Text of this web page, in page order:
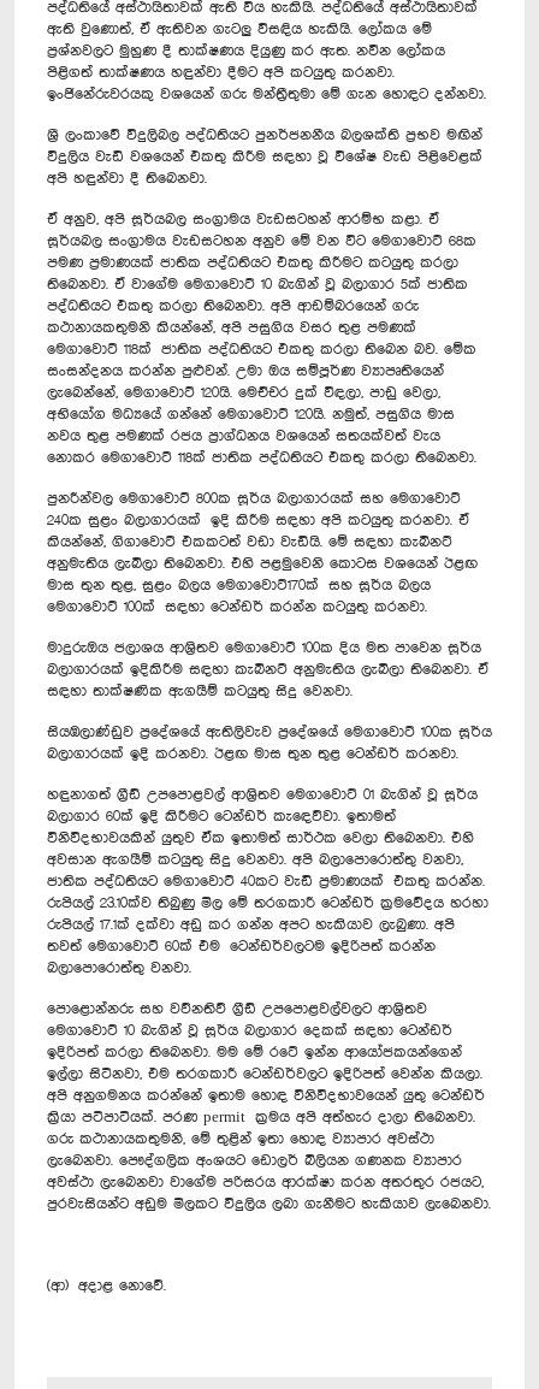
පද්ධතියේ අස්ථායිතාවක් ඇති විය හැකියි. පද්ධතියේ අස්ථායිතාවක්
ඇති වුණොත්, ඒ ඇතිවන ගැටලු විසඳිය හැකියි. ලෝකය මේ
ප්‍රශ්නවලට මුහුණ දී තාක්ෂණය දියුණු කර ඇත. නවීන ලෝකය
පිළිගත් තාක්ෂණය හඳුන්වා දීමට අපි කටයුතු කරනවා.
ඉංජිනේරුවරයකු වශයෙන් ගරු මන්ත්‍රීතුමා මේ ගැන හොඳට දන්නවා.
ශ්‍රී ලංකාවේ විදුලිබල පද්ධතියට පුනර්ජනනීය බලශක්ති ප්‍රභව මඟින්
විදුලිය වැඩි වශයෙන් එකතු කිරීම සඳහා වූ විශේෂ වැඩ පිළිවෙළක්
අපි හඳුන්වා දී තිබෙනවා.
ඒ අනුව, අපි සූර්යබල සංග්‍රාමය වැඩසටහන් ආරම්භ කළා. ඒ
සූර්යබල සංග්‍රාමය වැඩසටහන අනුව මේ වන විට මෙගාවොට් 68ක
පමණ ප්‍රමාණයක් ජාතික පද්ධතියට එකතු කිරීමට කටයුතු කරලා
තිබෙනවා. ඒ වාගේම මෙගාවොට් 10 බැගින් වූ බලාගාර 5ක් ජාතික
පද්ධතියට එකතු කරලා තිබෙනවා. අපි ආඩම්බරයෙන් ගරු
කථානායකතුමනි කියන්නේ, අපි පසුගිය වසර තුළ පමණක්
මෙගාවොට් 118ක් ජාතික පද්ධතියට එකතු කරලා තිබෙන බව. මේක
සංසන්දනය කරන්න පුළුවන්. උමා ඔය සම්පූර්ණ ව්‍යාපෘතියෙන්
ලැබෙන්නේ, මෙගාවොට් 120යි. මෙච්චර දුක් විඳලා, පාඩු වෙලා,
අභියෝග මධ්‍යයේ ගන්නේ මෙගාවොට් 120යි. නමුත්, පසුගිය මාස
නවය තුළ පමණක් රජය ප්‍රාග්ධනය වශයෙන් සතයක්වත් වැය
නොකර මෙගාවොට් 118ක් ජාතික පද්ධතියට එකතු කරලා තිබෙනවා.
පුනරීන්වල මෙගාවොට් 800ක සූර්ය බලාගාරයක් සහ මෙගාවොට්
240ක සුළං බලාගාරයක් ඉදි කිරීම සඳහා අපි කටයුතු කරනවා. ඒ
කියන්නේ, ගිගාවොට් එකකටත් වඩා වැඩියි. මේ සඳහා කැබිනට්
අනුමැතිය ලැබිලා තිබෙනවා. එහි පළමුවෙනි කොටස වශයෙන් ඊළඟ
මාස තුන තුළ, සුළං බලය මෙගාවොට්170ක් සහ සූර්ය බලය
මෙගාවොට් 100ක් සඳහා ටෙන්ඩර් කරන්න කටයුතු කරනවා.
මාදුරුඔය ජලාශය ආශ්‍රිතව මෙගාවොට් 100ක දිය මත පාවෙන සූර්ය
බලාගාරයක් ඉදිකිරීම සඳහා කැබිනට් අනුමැතිය ලැබිලා තිබෙනවා. ඒ
සඳහා තාක්ෂණික ඇගයීම් කටයුතු සිදු වෙනවා.
සියඹලාණ්ඩුව ප්‍රදේශයේ ඇතිලිවැව ප්‍රදේශයේ මෙගාවොට් 100ක සූර්ය
බලාගාරයක් ඉදි කරනවා. ඊළඟ මාස තුන තුළ ටෙන්ඩර් කරනවා.
හඳුනාගත් ග්‍රීඩ් උපපොළවල් ආශ්‍රිතව මෙගාවොට් 01 බැගින් වූ සූර්ය
බලාගාර 60ක් ඉදි කිරීමට ටෙන්ඩර් කැ‍ඳෙව්වා. ඉතාමත්
විනිවිදභාවයකින් යුතුව ඒක ඉතාමත් සාර්ථක වෙලා තිබෙනවා. එහි
අවසාන ඇගයීම් කටයුතු සිදු වෙනවා. අපි බලාපොරොත්තු වනවා,
ජාතික පද්ධතියට මෙගාවොට් 40කට වැඩි ප්‍රමාණයක් එකතු කරන්න.
රුපියල් 23.10ක්ව තිබුණු මිල මේ තරගකාරී ටෙන්ඩර් ක්‍රමවේදය හරහා
රුපියල් 17.1ක් දක්වා අඩු කර ගන්න අපට හැකියාව ලැබුණා. අපි
තවත් මෙගාවොට් 60ක් එම ටෙන්ඩර්වලටම ඉදිරිපත් කරන්න
බලාපොරොත්තු වනවා.
පොළොන්නරු සහ වව්නතිව් ග්‍රීඩ් උපපොළවල්වලට ආශ්‍රිතව
මෙගාවොට් 10 බැගින් වූ සූර්ය බලාගාර දෙකක් සඳහා ටෙන්ඩර්
ඉදිරිපත් කරලා තිබෙනවා. මම මේ රටේ ඉන්න ආයෝජකයන්ගෙන්
ඉල්ලා සිටිනවා, එම තරගකාරී ටෙන්‍ඩර්වලට ඉදිරිපත් වෙන්න කියලා.
අපි අනුගමනය කරන්නේ ඉතාම හොඳ විනිවිදභාවයෙන් යුතු ටෙන්ඩර්
ක්‍රියා පටිපාටියක්. පරණ permit ක්‍රමය අපි අත්හැර දාලා තිබෙනවා.
ගරු කථානායකතුමනි, මේ තුළින් ඉතා හොඳ ව්‍යාපාර අවස්ථා
ලැබෙනවා. පෞද්ගලික අංශයට ඩොලර් බිලියන ගණනක ව්‍යාපාර
අවස්ථා ලැබෙනවා වාගේම පරිසරය ආරක්ෂා කරන අතරතුර රජයට,
පුරවැසියන්ට අඩුම මිලකට විදුලිය ලබා ගැනීමට හැකියාව ලැබෙනවා.
(ආ) අදාළ නොවේ.